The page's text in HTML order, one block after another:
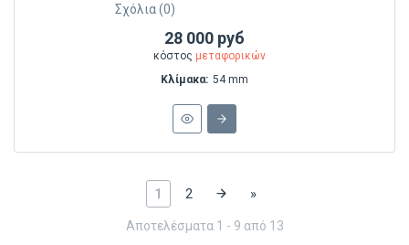
Σχόλια (0)
28 000 руб
κόστος μεταφορικών
Κλίμακα: 54 mm
1 2 »
Αποτελέσματα 1 - 9 από 13